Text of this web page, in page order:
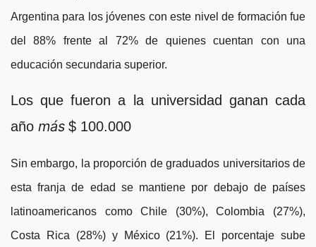
Argentina para los jóvenes con este nivel de formación fue
del 88% frente al 72% de quienes cuentan con una
educación secundaria superior.
Los que fueron a la universidad ganan cada
año más $ 100.000
Sin embargo, la proporción de graduados universitarios de
esta franja de edad se mantiene por debajo de países
latinoamericanos como Chile (30%), Colombia (27%),
Costa Rica (28%) y México (21%). El porcentaje sube